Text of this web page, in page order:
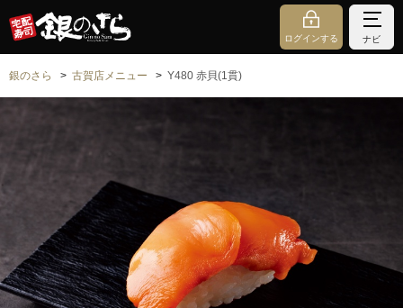
ログインする ナビ
銀のさら 古賀店メニュー Y480 赤貝(1貫)